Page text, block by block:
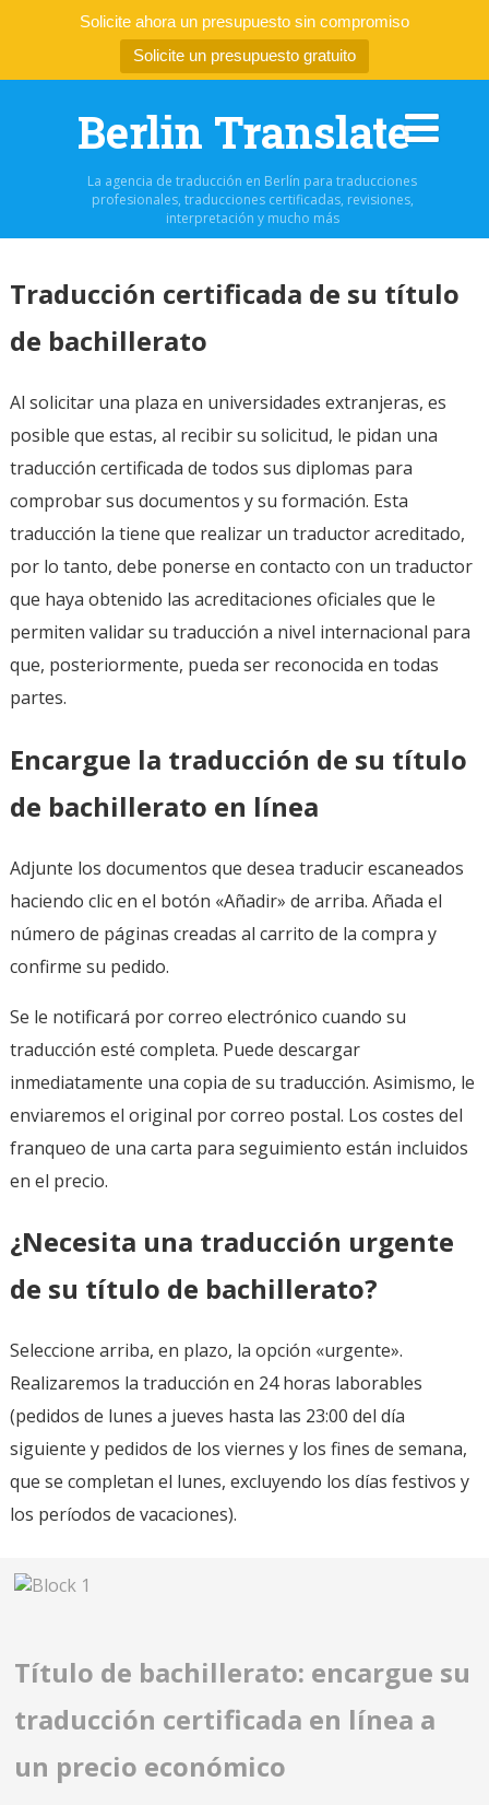
Solicite ahora un presupuesto sin compromiso
Solicite un presupuesto gratuito
Berlin Translate
La agencia de traducción en Berlín para traducciones
profesionales, traducciones certificadas, revisiones,
interpretación y mucho más
Traducción certificada de su título
de bachillerato
Al solicitar una plaza en universidades extranjeras, es
posible que estas, al recibir su solicitud, le pidan una
traducción certificada de todos sus diplomas para
comprobar sus documentos y su formación. Esta
traducción la tiene que realizar un traductor acreditado,
por lo tanto, debe ponerse en contacto con un traductor
que haya obtenido las acreditaciones oficiales que le
permiten validar su traducción a nivel internacional para
que, posteriormente, pueda ser reconocida en todas
partes.
Encargue la traducción de su título
de bachillerato en línea
Adjunte los documentos que desea traducir escaneados
haciendo clic en el botón «Añadir» de arriba. Añada el
número de páginas creadas al carrito de la compra y
confirme su pedido.
Se le notificará por correo electrónico cuando su
traducción esté completa. Puede descargar
inmediatamente una copia de su traducción. Asimismo, le
enviaremos el original por correo postal. Los costes del
franqueo de una carta para seguimiento están incluidos
en el precio.
¿Necesita una traducción urgente
de su título de bachillerato?
Seleccione arriba, en plazo, la opción «urgente».
Realizaremos la traducción en 24 horas laborables
(pedidos de lunes a jueves hasta las 23:00 del día
siguiente y pedidos de los viernes y los fines de semana,
que se completan el lunes, excluyendo los días festivos y
los períodos de vacaciones).
Título de bachillerato: encargue su
traducción certificada en línea a
un precio económico